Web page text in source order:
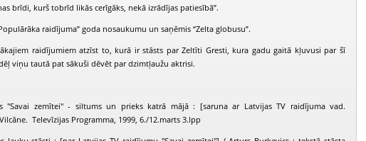
brīdi, kurš tobrīd likās cerīgāks, nekā izrādījas patiesībā”.
raidījuma” goda nosaukumu un saņēmis “Zelta globusu”.
raidījumiem atzīst to, kurā ir stāsts par Zeltīti Gresti, kura gadu gaitā kļuvusi par šī
viņu tautā pat sākuši dēvēt par dzimtļaužu aktrisi.
"Savai zemītei" - siltums un prieks katrā mājā : [saruna ar Latvijas TV raidījuma vad.
Televīzijas Programma, 1999, 6./12.marts 3.lpp